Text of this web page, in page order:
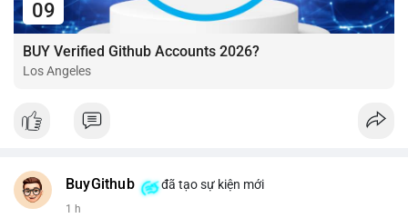
09
BUY Verified Github Accounts 2026?
Los Angeles
BuyGithub đã tạo sự kiện mới
1 h